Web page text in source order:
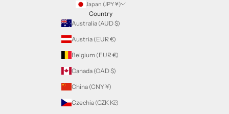
Japan (JPY ¥)
Country
Australia (AUD $)
Austria (EUR €)
Belgium (EUR €)
Canada (CAD $)
China (CNY ¥)
Czechia (CZK Kč)